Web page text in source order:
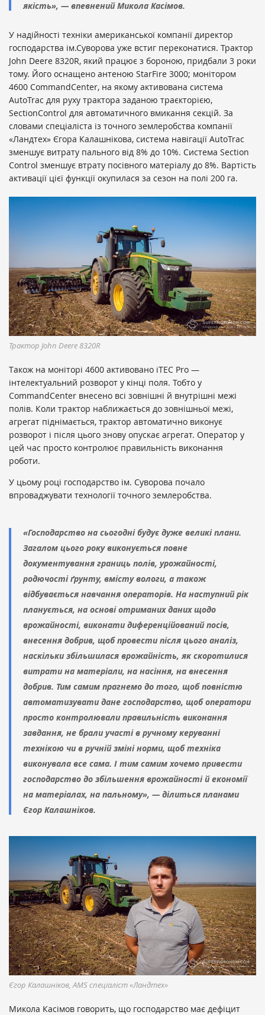
якість», — впевнений Микола Касімов.
У надійності техніки американської компанії директор
господарства ім.Суворова уже встиг переконатися. Трактор
John Deere 8320R, який працює з бороною, придбали 3 роки
тому. Його оснащено антеною StarFire 3000; монітором
4600 CommandCenter, на якому активована система
AutoTrac для руху трактора заданою траєкторією,
SectionControl для автоматичного вмикання секцій. За
словами спеціаліста із точного землеробства компанії
«Ландтех» Єгора Калашнікова, система навігації AutoTrac
зменшує витрату пального від 8% до 10%. Система Section
Control зменшує втрату посівного матеріалу до 8%. Вартість
активації цієї функції окупилася за сезон на полі 200 га.
Трактор John Deere 8320R
Також на моніторі 4600 активовано iTEC Pro —
інтелектуальний розворот у кінці поля. Тобто у
CommandCenter внесено всі зовнішні й внутрішні межі
полів. Коли трактор наближається до зовнішньої межі,
агрегат піднімається, трактор автоматично виконує
розворот і після цього знову опускає агрегат. Оператор у
цей час просто контролює правильність виконання
роботи.
У цьому році господарство ім. Суворова почало
впроваджувати технології точного землеробства.
«Господарство на сьогодні будує дуже великі плани.
Загалом цього року виконується повне
документування границь полів, урожайності,
родючості ґрунту, вмісту вологи, а також
відбувається навчання операторів. На наступний рік
планується, на основі отриманих даних щодо
врожайності, виконати диференційований посів,
внесення добрив, щоб провести після цього аналіз,
наскільки збільшилася врожайність, як скоротилися
витрати на матеріали, на насіння, на внесення
добрив. Тим самим прагнемо до того, щоб повністю
автоматизувати дане господарство, щоб оператори
просто контролювали правильність виконання
завдання, не брали участі в ручному керуванні
технікою чи в ручній зміні норми, щоб техніка
виконувала все сама. І тим самим хочемо привести
господарство до збільшення врожайності й економії
на матеріалах, на пальному», — ділиться планами
Єгор Калашніков.
Єгор Калашніков, AMS спеціаліст «Ландтех»
Микола Касімов говорить, що господарство має дефіцит